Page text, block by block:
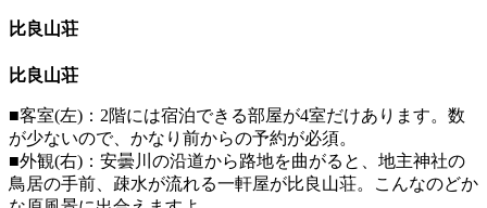
比良山荘
比良山荘
■客室(左)：2階には宿泊できる部屋が4室だけあります。数
が少ないので、かなり前からの予約が必須。
■外観(右)：安曇川の沿道から路地を曲がると、地主神社の
鳥居の手前、疎水が流れる一軒屋が比良山荘。こんなのどか